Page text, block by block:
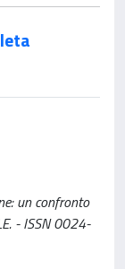
un confronto
- ISSN 0024-